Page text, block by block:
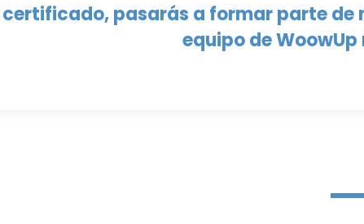
certificado, pasarás a formar parte de
equipo de